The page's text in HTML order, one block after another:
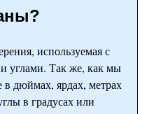
используемая с
углами. Так же, как мы
в дюймах, ярдах, метрах
в градусах или